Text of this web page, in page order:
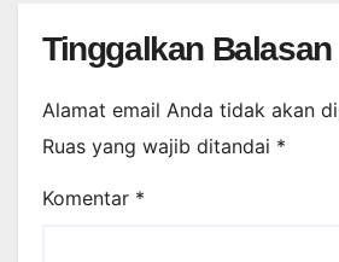
Tinggalkan Balasan
Alamat email Anda tidak akan
Ruas yang wajib ditandai *
Komentar *